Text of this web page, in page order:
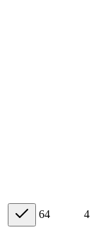
64 4